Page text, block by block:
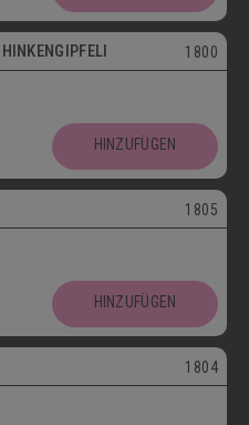
1800
HINZUFÜGEN
1805
HINZUFÜGEN
1804